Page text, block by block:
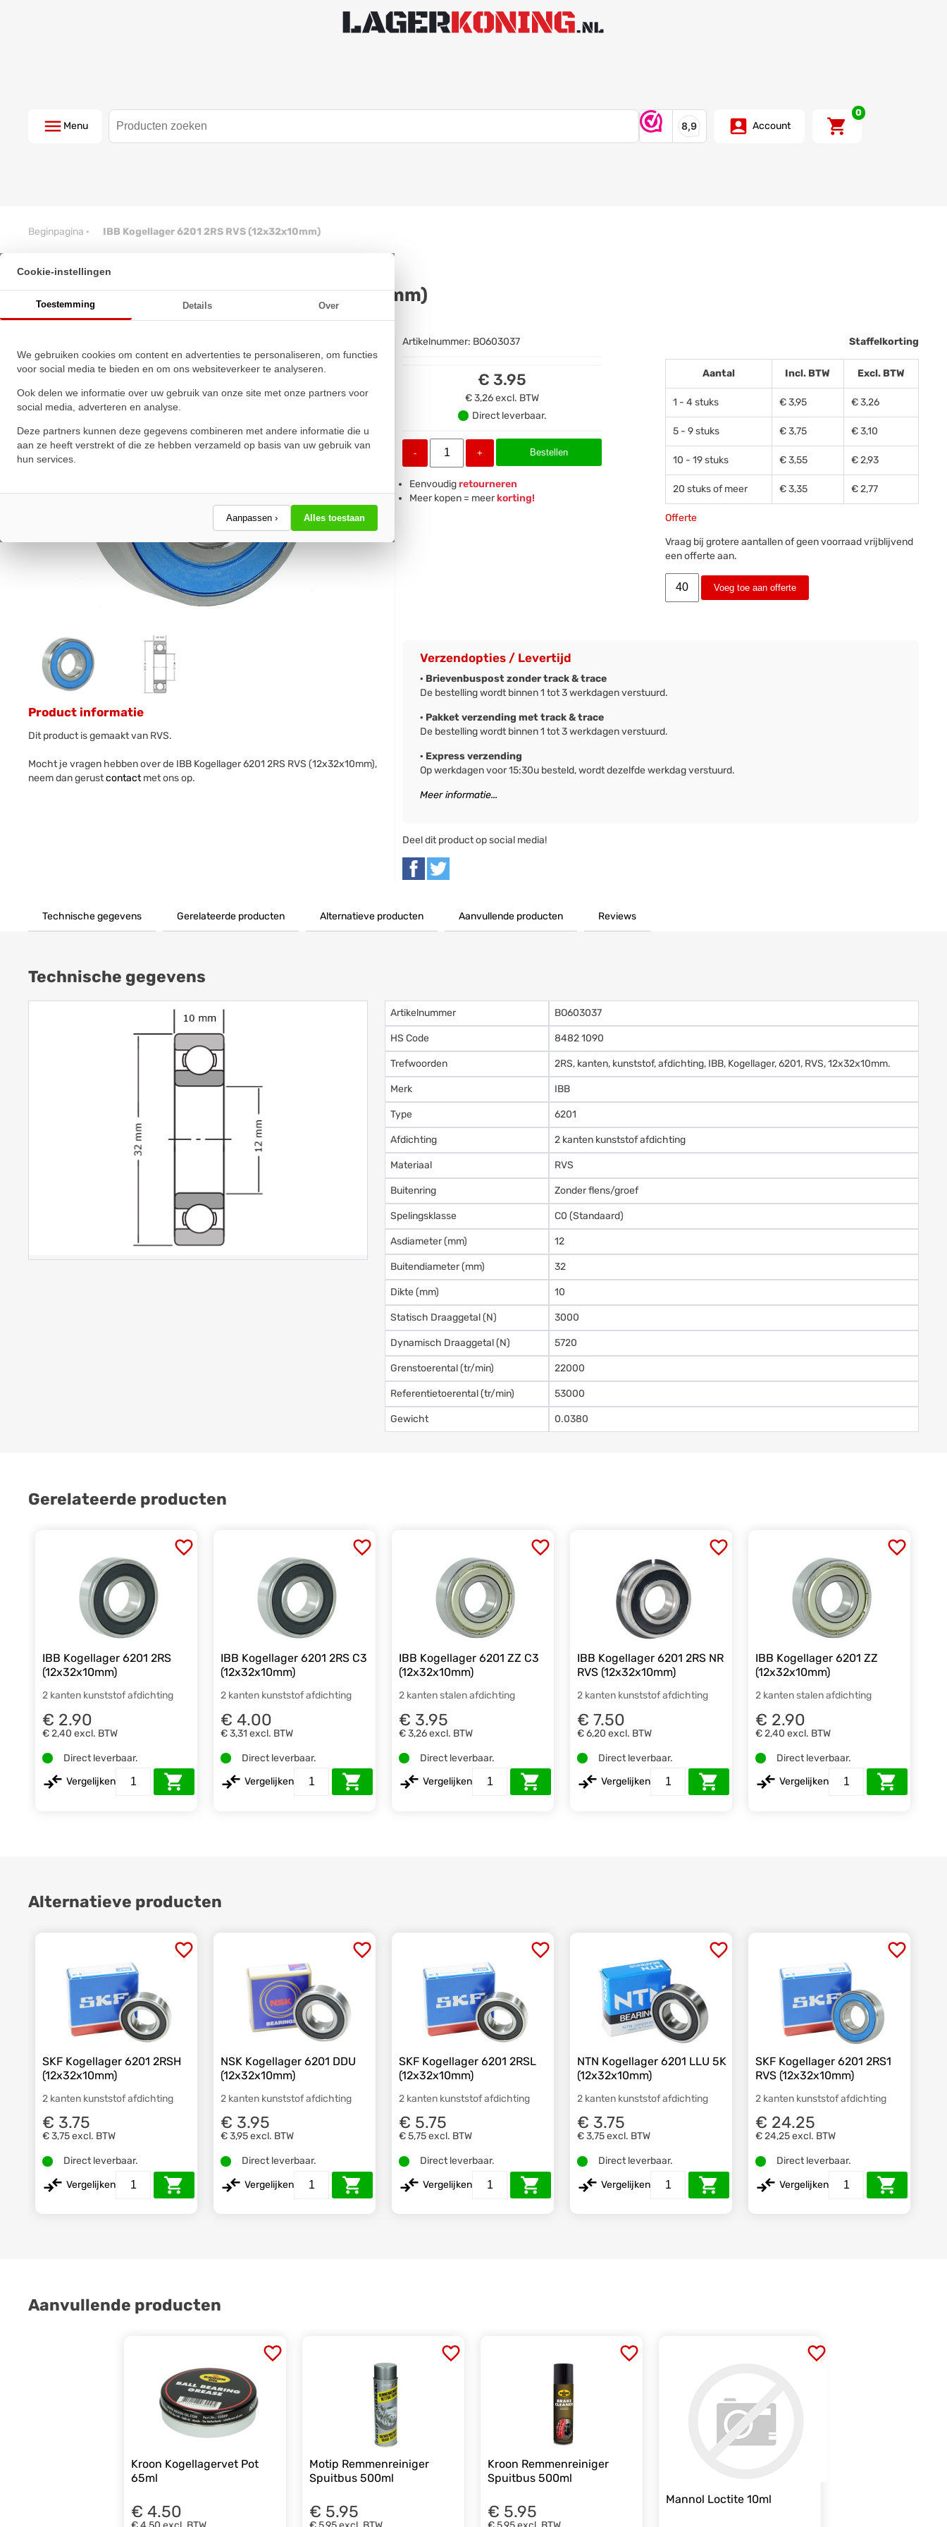
Menu Account
0
Beginpagina · IBB Kogellager 6201 2RS RVS (12x32x10mm)
Cookie-instellingen
Toestemming Details Over
We gebruiken cookies om content en advertenties te personaliseren, om functies
voor social media te bieden en om ons websiteverkeer te analyseren.
Ook delen we informatie over uw gebruik van onze site met onze partners voor
social media, adverteren en analyse.
Deze partners kunnen deze gegevens combineren met andere informatie die u
aan ze heeft verstrekt of die ze hebben verzameld op basis van uw gebruik van
hun services.
Aanpassen › Alles toestaan
IBB Kogellager 6201 2RS RVS (12x32x10mm)
★★★★★
★★★★★
Product informatie
Dit product is gemaakt van RVS.
Mocht je vragen hebben over de IBB Kogellager 6201 2RS RVS (12x32x10mm),
neem dan gerustcontactmet ons op.
Artikelnummer: BO603037
€ 3.95
€ 3,26excl. BTW
Direct leverbaar.
- + Bestellen
Eenvoudigretourneren
Meer kopen = meerkorting!
Staffelkorting
Aantal Incl. BTW Excl. BTW
1 - 4 stuks € 3,95 € 3,26
5 - 9 stuks € 3,75 € 3,10
10 - 19 stuks € 3,55 € 2,93
20 stuks of meer € 3,35 € 2,77
Offerte
Vraag bij grotere aantallen of geen voorraad vrijblijvend
een offerte aan.
Voeg toe aan offerte
Verzendopties / Levertijd
· Brievenbuspost zonder track & trace
De bestelling wordt binnen 1 tot 3 werkdagen verstuurd.
· Pakket verzending met track & trace
De bestelling wordt binnen 1 tot 3 werkdagen verstuurd.
· Express verzending
Op werkdagen voor 15:30u besteld, wordt dezelfde werkdag verstuurd.
Meer informatie...
Deel dit product op social media!
Technische gegevens Gerelateerde producten Alternatieve producten Aanvullende producten Reviews
Technische gegevens
Artikelnummer BO603037
HS Code 8482 1090
Trefwoorden 2RS, kanten, kunststof, afdichting, IBB, Kogellager, 6201, RVS, 12x32x10mm.
Merk IBB
Type 6201
Afdichting 2 kanten kunststof afdichting
Materiaal RVS
Buitenring Zonder flens/groef
Spelingsklasse C0 (Standaard)
Asdiameter (mm) 12
Buitendiameter (mm) 32
Dikte (mm) 10
Statisch Draaggetal (N) 3000
Dynamisch Draaggetal (N) 5720
Grenstoerental (tr/min) 22000
Referentietoerental (tr/min) 53000
Gewicht 0.0380
Gerelateerde producten
IBB Kogellager 6201 2RS
(12x32x10mm)
2 kanten kunststof afdichting
€ 2.90
€ 2,40 excl. BTW
Direct leverbaar.
Vergelijken
IBB Kogellager 6201 2RS C3
(12x32x10mm)
2 kanten kunststof afdichting
€ 4.00
€ 3,31 excl. BTW
Direct leverbaar.
Vergelijken
IBB Kogellager 6201 ZZ C3
(12x32x10mm)
2 kanten stalen afdichting
€ 3.95
€ 3,26excl. BTW
Direct leverbaar.
Vergelijken
IBB Kogellager 6201 2RS NR
RVS (12x32x10mm)
2 kanten kunststof afdichting
€ 7.50
€ 6,20 excl. BTW
Direct leverbaar.
Vergelijken
IBB Kogellager 6201 ZZ
(12x32x10mm)
2 kanten stalen afdichting
€ 2.90
€ 2,40 excl. BTW
Direct leverbaar.
Vergelijken
Alternatieve producten
SKF Kogellager 6201 2RSH
(12x32x10mm)
2 kanten kunststof afdichting
€ 3.75
€ 3,75excl. BTW
Direct leverbaar.
Vergelijken
NSK Kogellager 6201 DDU
(12x32x10mm)
2 kanten kunststof afdichting
€ 3.95
€ 3,95excl. BTW
Direct leverbaar.
Vergelijken
SKF Kogellager 6201 2RSL
(12x32x10mm)
2 kanten kunststof afdichting
€ 5.75
€ 5,75excl. BTW
Direct leverbaar.
Vergelijken
NTN Kogellager 6201 LLU 5K
(12x32x10mm)
2 kanten kunststof afdichting
€ 3.75
€ 3,75excl. BTW
Direct leverbaar.
Vergelijken
SKF Kogellager 6201 2RS1
RVS (12x32x10mm)
2 kanten kunststof afdichting
€ 24.25
€ 24,25excl. BTW
Direct leverbaar.
Vergelijken
Aanvullende producten
Kroon Kogellagervet Pot
65ml
€ 4.50
Motip Remmenreiniger
Spuitbus 500ml
€ 5.95
Kroon Remmenreiniger
Spuitbus 500ml
€ 5.95
Mannol Loctite 10ml